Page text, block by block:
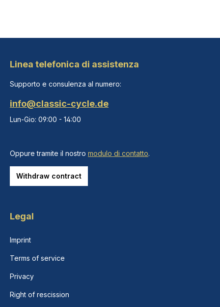
Linea telefonica di assistenza
Supporto e consulenza al numero:
info@classic-cycle.de
Lun-Gio: 09:00 - 14:00
Oppure tramite il nostro modulo di contatto.
Withdraw contract
Legal
Imprint
Terms of service
Privacy
Right of rescission